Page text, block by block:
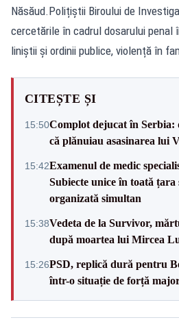
Năsăud.Polițiștii Biroului de
cercetările în cadrul dosarului
liniștii și ordinii publice, violență în
CITEȘTE ȘI
15:50Complot dejucat în Serbia:
că plănuiau asasinarea lui
15:42Examenul de medic
Subiecte unice în toată țara
organizată simultan
15:38Vedeta de la Survivor,
după moartea lui Mircea
15:26PSD, replică dură pentru
într-o situație de forță